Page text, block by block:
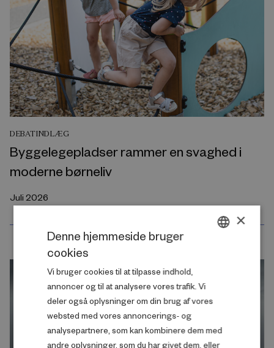
DEBATINDLÆG
Byggelegepladser rammer en svaghed i
moderne børneliv
Juli 2026
×
Denne hjemmeside bruger
cookies
Vi bruger cookies til at tilpasse indhold,
annoncer og til at analysere vores trafik. Vi
deler også oplysninger om din brug af vores
websted med vores annoncerings- og
analysepartnere, som kan kombinere dem med
andre oplysninger, som du har givet dem, eller